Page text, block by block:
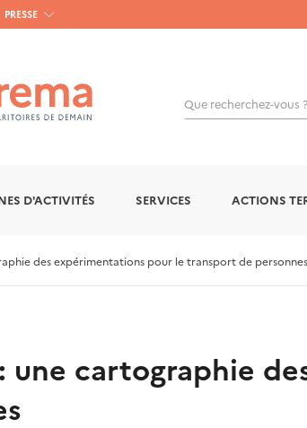
PRESSE
Que recherchez-vous ?
D'ACTIVITÉS SERVICES ACTIONS
des expérimentations pour le transport de personnes
une cartographie